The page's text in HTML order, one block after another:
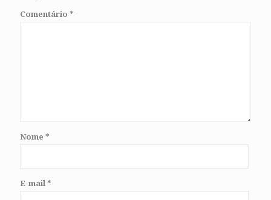
Comentário *
Nome *
E-mail*